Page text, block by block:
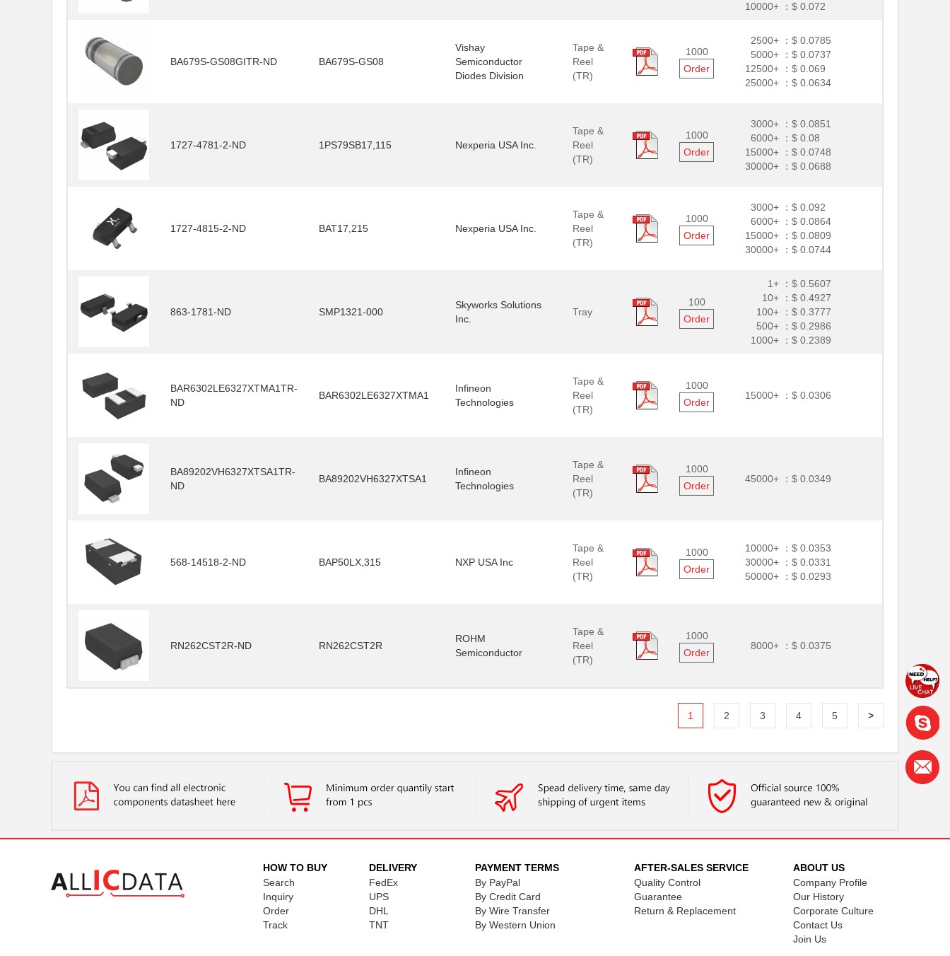
10000+ ：$ 0.072
BA679S-GS08GITR-ND BA679S-GS08
Vishay
Semiconductor
Diodes Division
Tape &
Reel
(TR)
1000
Order
2500+ ：$ 0.0785
5000+ ：$ 0.0737
12500+ ：$ 0.069
25000+ ：$ 0.0634
1727-4781-2-ND 1PS79SB17,115 Nexperia USA Inc.
Tape &
Reel
(TR)
1000
Order
3000+ ：$ 0.0851
6000+ ：$ 0.08
15000+ ：$ 0.0748
30000+ ：$ 0.0688
1727-4815-2-ND BAT17,215 Nexperia USA Inc.
Tape &
Reel
(TR)
1000
Order
3000+ ：$ 0.092
6000+ ：$ 0.0864
15000+ ：$ 0.0809
30000+ ：$ 0.0744
863-1781-ND SMP1321-000
Skyworks Solutions
Inc.
Tray
100
Order
1+ ：$ 0.5607
10+ ：$ 0.4927
100+ ：$ 0.3777
500+ ：$ 0.2986
1000+ ：$ 0.2389
BAR6302LE6327XTMA1TR-
ND
BAR6302LE6327XTMA1
Infineon
Technologies
Tape &
Reel
(TR)
1000
Order
15000+ ：$ 0.0306
BA89202VH6327XTSA1TR-
ND
BA89202VH6327XTSA1
Infineon
Technologies
Tape &
Reel
(TR)
1000
Order
45000+ ：$ 0.0349
568-14518-2-ND BAP50LX,315 NXP USA Inc
Tape &
Reel
(TR)
1000
Order
10000+ ：$ 0.0353
30000+ ：$ 0.0331
50000+ ：$ 0.0293
RN262CST2R-ND RN262CST2R
ROHM
Semiconductor
Tape &
Reel
(TR)
1000
Order
8000+ ：$ 0.0375
1 2 3 4 5 >
HOW TO BUY
Search
Inquiry
Order
Track
DELIVERY
FedEx
UPS
DHL
TNT
PAYMENT TERMS
By PayPal
By Credit Card
By Wire Transfer
By Western Union
AFTER-SALES SERVICE
Quality Control
Guarantee
Return & Replacement
ABOUT US
Company Profile
Our History
Corporate Culture
Contact Us
Join Us